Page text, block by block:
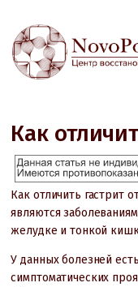
ВРАЧИ
АКЦИИ
Как
Как отличить гастрит
являются
желудке и тонкой
У данных болезней
симптоматических